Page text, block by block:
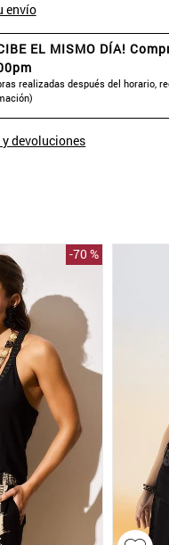
envío
EL MISMO DÍA!
realizadas después del horario,
)
devoluciones
-70 %